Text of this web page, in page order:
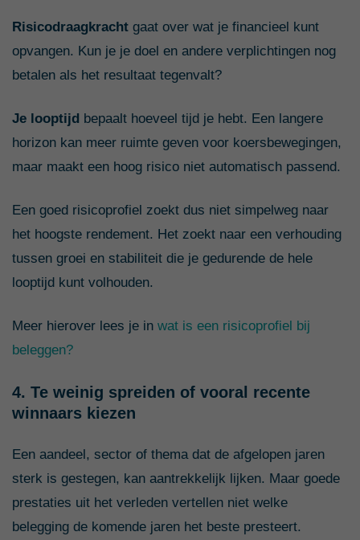
Risicodraagkracht gaat over wat je financieel kunt
opvangen. Kun je je doel en andere verplichtingen nog
betalen als het resultaat tegenvalt?
Je looptijd bepaalt hoeveel tijd je hebt. Een langere
horizon kan meer ruimte geven voor koersbewegingen,
maar maakt een hoog risico niet automatisch passend.
Een goed risicoprofiel zoekt dus niet simpelweg naar
het hoogste rendement. Het zoekt naar een verhouding
tussen groei en stabiliteit die je gedurende de hele
looptijd kunt volhouden.
Meer hierover lees je in wat is een risicoprofiel bij
beleggen?
4. Te weinig spreiden of vooral recente
winnaars kiezen
Een aandeel, sector of thema dat de afgelopen jaren
sterk is gestegen, kan aantrekkelijk lijken. Maar goede
prestaties uit het verleden vertellen niet welke
belegging de komende jaren het beste presteert.